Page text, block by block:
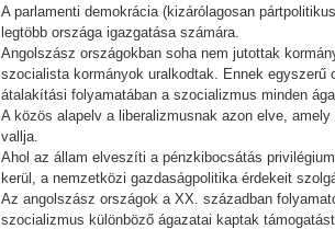
A parlamenti demokrácia (kizárólagosan
legtöbb országa igazgatása számára.
Angolszász országokban soha nem jutottak
szocialista kormányok uralkodtak. Ennek
átalakítási folyamatában a szocializmus minden
A közös alapelv a liberalizmusnak azon elve,
vallja.
Ahol az állam elveszíti a pénzkibocsátás
kerül, a nemzetközi gazdaságpolitika érdekeit
Az angolszász országok a XX. században
szocializmus különböző ágazatai kaptak